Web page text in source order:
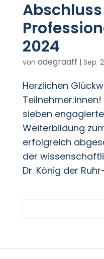
Abschluss
2024
von adegraaff | Sep.
Herzlichen
sieben
Weiterbildung
erfolgreich
der
Dr. König der